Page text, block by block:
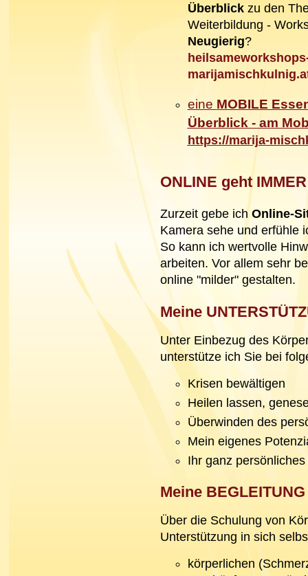
Überblickzu den
Weiterbildung -
Neugierig?
eine MOBILE
Überblick - am
https://marija-
ONLINE geht
Zurzeit gebe ich Online-
Kamera sehe und erfühle
So kann ich wertvolle
arbeiten. Vor allem sehr
online "milder" gestalten.
Meine
Unter Einbezug des
unterstütze ich Sie bei
Krisen bewältigen
Heilen lassen,
Überwinden des
Mein eigenes
Ihr ganz
Meine BEGLEITUNG
Über die Schulung von
Unterstützung in sich
körperlichen